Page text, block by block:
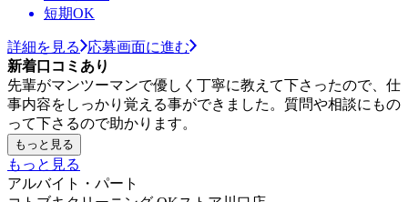
短期OK
詳細を見る
応募画面に進む
新着口コミあり
先輩がマンツーマンで優しく丁寧に教えて下さったので、仕
事内容をしっかり覚える事ができました。質問や相談にもの
って下さるので助かります。
もっと見る
もっと見る
アルバイト・パート